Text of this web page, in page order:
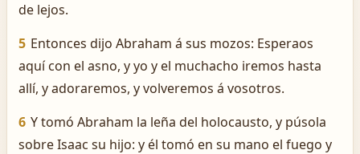
de lejos.
5 Entonces dijo Abraham á sus mozos: Esperaos
aquí con el asno, y yo y el muchacho iremos hasta
allí, y adoraremos, y volveremos á vosotros.
6 Y tomó Abraham la leña del holocausto, y púsola
sobre Isaac su hijo: y él tomó en su mano el fuego y